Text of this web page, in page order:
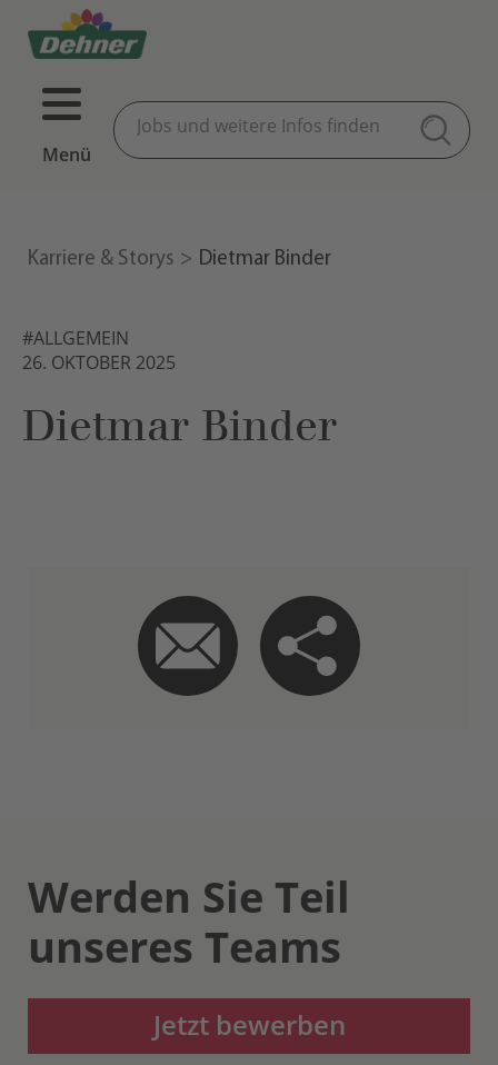
Menü
Karriere & Storys Dietmar Binder
#ALLGEMEIN
26. OKTOBER 2025
Dietmar Binder
Werden Sie Teil
unseres Teams
Jetzt bewerben